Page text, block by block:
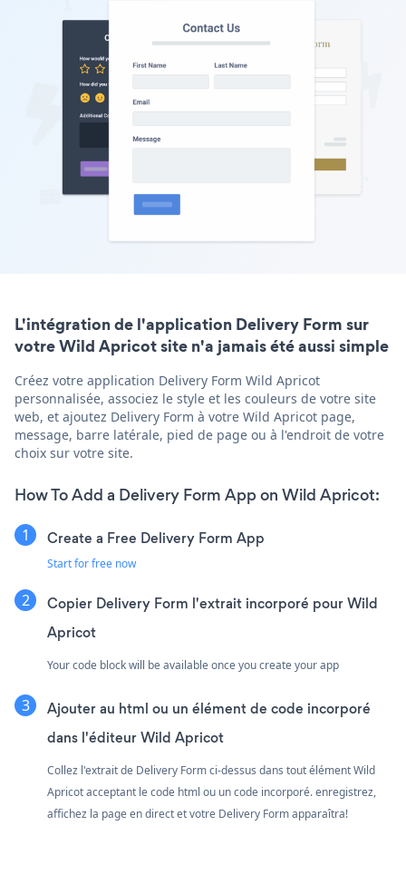
L'intégration de l'application Delivery Form sur
votre Wild Apricot site n'a jamais été aussi simple
Créez votre application Delivery Form Wild Apricot
personnalisée, associez le style et les couleurs de votre site
web, et ajoutez Delivery Form à votre Wild Apricot page,
message, barre latérale, pied de page ou à l'endroit de votre
choix sur votre site.
How To Add a Delivery Form App on Wild Apricot:
Create a Free Delivery Form App
Start for free now
Copier Delivery Form l'extrait incorporé pour Wild
Apricot
Your code block will be available once you create your app
Ajouter au html ou un élément de code incorporé
dans l'éditeur Wild Apricot
Collez l'extrait de Delivery Form ci-dessus dans tout élément Wild
Apricot acceptant le code html ou un code incorporé. enregistrez,
affichez la page en direct et votre Delivery Form apparaîtra!